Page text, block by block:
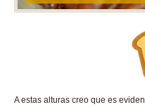
A estas alturas creo que es